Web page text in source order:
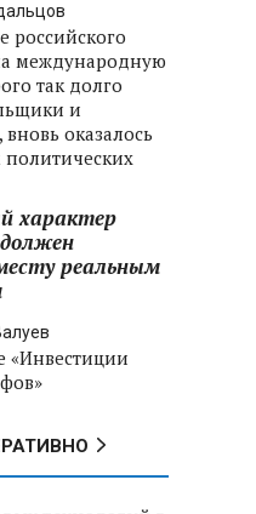
российского
международную
так долго
и
оказалось
характер
реальным
«Инвестиции